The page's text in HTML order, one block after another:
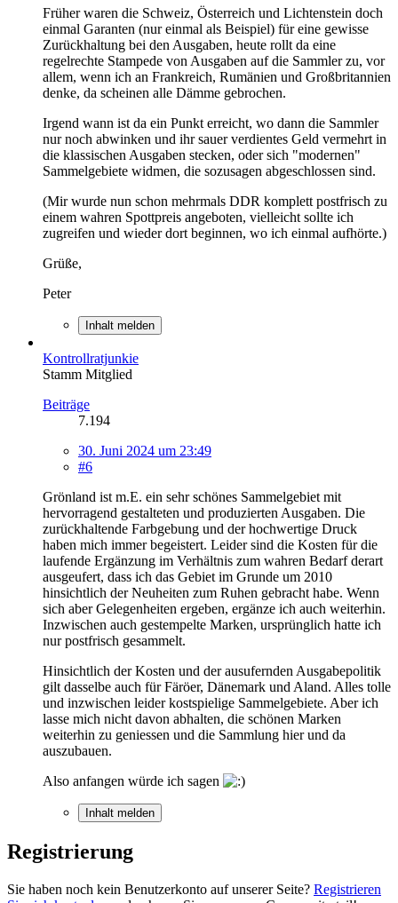
Früher waren die Schweiz, Österreich und Lichtenstein doch
einmal Garanten (nur einmal als Beispiel) für eine gewisse
Zurückhaltung bei den Ausgaben, heute rollt da eine
regelrechte Stampede von Ausgaben auf die Sammler zu, vor
allem, wenn ich an Frankreich, Rumänien und Großbritannien
denke, da scheinen alle Dämme gebrochen.
Irgend wann ist da ein Punkt erreicht, wo dann die Sammler
nur noch abwinken und ihr sauer verdientes Geld vermehrt in
die klassischen Ausgaben stecken, oder sich "modernen"
Sammelgebiete widmen, die sozusagen abgeschlossen sind.
(Mir wurde nun schon mehrmals DDR komplett postfrisch zu
einem wahren Spottpreis angeboten, vielleicht sollte ich
zugreifen und wieder dort beginnen, wo ich einmal aufhörte.)
Grüße,
Peter
Inhalt melden
Kontrollratjunkie
Stamm Mitglied
Beiträge
7.194
30. Juni 2024 um 23:49
#6
Grönland ist m.E. ein sehr schönes Sammelgebiet mit
hervorragend gestalteten und produzierten Ausgaben. Die
zurückhaltende Farbgebung und der hochwertige Druck
haben mich immer begeistert. Leider sind die Kosten für die
laufende Ergänzung im Verhältnis zum wahren Bedarf derart
ausgeufert, dass ich das Gebiet im Grunde um 2010
hinsichtlich der Neuheiten zum Ruhen gebracht habe. Wenn
sich aber Gelegenheiten ergeben, ergänze ich auch weiterhin.
Inzwischen auch gestempelte Marken, ursprünglich hatte ich
nur postfrisch gesammelt.
Hinsichtlich der Kosten und der ausufernden Ausgabepolitik
gilt dasselbe auch für Färöer, Dänemark und Aland. Alles tolle
und inzwischen leider kostspielige Sammelgebiete. Aber ich
lasse mich nicht davon abhalten, die schönen Marken
weiterhin zu geniessen und die Sammlung hier und da
auszubauen.
Also anfangen würde ich sagen
Inhalt melden
Registrierung
Sie haben noch kein Benutzerkonto auf unserer Seite? Registrieren